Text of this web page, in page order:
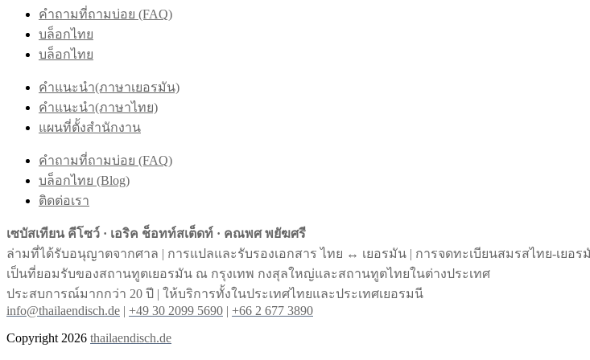
คำถามที่ถามบ่อย (FAQ)
บล็อกไทย
บล็อกไทย
คำแนะนำ(ภาษาเยอรมัน)
คำแนะนำ(ภาษาไทย)
แผนที่ตั้งสำนักงาน
คำถามที่ถามบ่อย (FAQ)
บล็อกไทย (Blog)
ติดต่อเรา
เซบัสเทียน คีโซว์ · เอริค ช็อทท์สเต็ดท์ · คณพศ พยัฆศรี
ล่ามที่ได้รับอนุญาตจากศาล | การแปลและรับรองเอกสาร ไทย ↔︎ เยอรมัน | การจดทะเบียนสมรสไทย-เยอร
เป็นที่ยอมรับของสถานทูตเยอรมัน ณ กรุงเทพ กงสุลใหญ่และสถานทูตไทยในต่างประเทศ
ประสบการณ์มากกว่า 20 ปี | ให้บริการทั้งในประเทศไทยและประเทศเยอรมนี
info@thailaendisch.de | +49 30 2099 5690 | +66 2 677 3890
Copyright 2026 thailaendisch.de